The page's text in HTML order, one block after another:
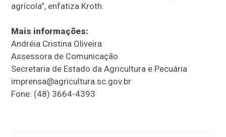
agrícola”, enfatiza Kroth.
Mais informações:
Andréia Cristina Oliveira
Assessora de Comunicação
Secretaria de Estado da Agricultura e Pecuária
imprensa@agricultura.sc.gov.br
Fone: (48) 3664-4393